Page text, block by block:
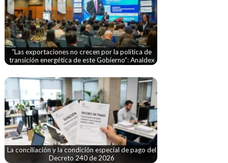
“Las exportaciones no crecen por la política de
transición energética de este Gobierno”: Analdex
La conciliación y la condición especial de pago del
Decreto 240 de 2026